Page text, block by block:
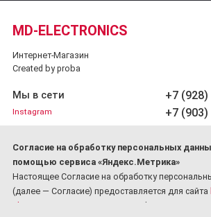
Cогласие на обработку персональных
помощью сервиса «Яндекс.Метрика»
Настоящее Согласие на обработку
(далее — Согласие) предоставляется для сайта
electronics.ru/
в соответствии с Федеральным
MD-ELECTRONICS
Интернет-Магазин
Created by proba
+7
+7
Мы в сети
Instagram
Принимаем платежи